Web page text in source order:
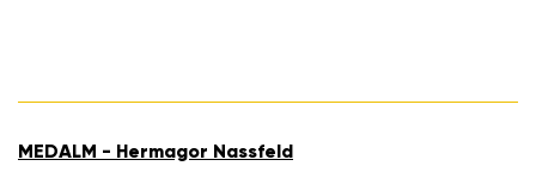
MEDALM - Hermagor Nass­feld